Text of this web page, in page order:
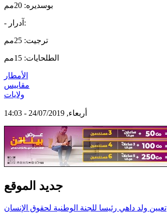
بوسديره: 20مم
- آدرار:
ترجيت: 25مم
الطلحايات: 15مم
الأمطار
مقاييس
ولايات
أربعاء, 24/07/2019 - 14:03
جديد الموقع
تعيين ولد داهي رئيسا للجنة الوطنية لحقوق الإنسان